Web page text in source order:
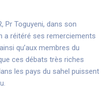
Pr Toguyeni, dans son
a réitéré ses remerciements
qu’aux membres du
ces débats très riches
les pays du sahel puissent